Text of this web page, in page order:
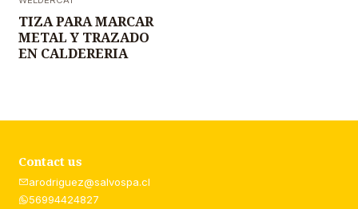
TIZA PARA MARCAR
METAL Y TRAZADO
EN CALDERERIA
Contact us
arodriguez@salvospa.cl
56994424827